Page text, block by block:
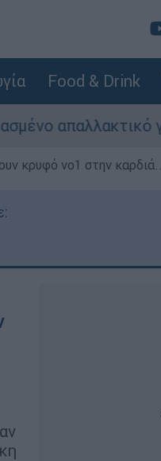
Food & Drink
για αυτήν»:
κρυφό νο1 στην